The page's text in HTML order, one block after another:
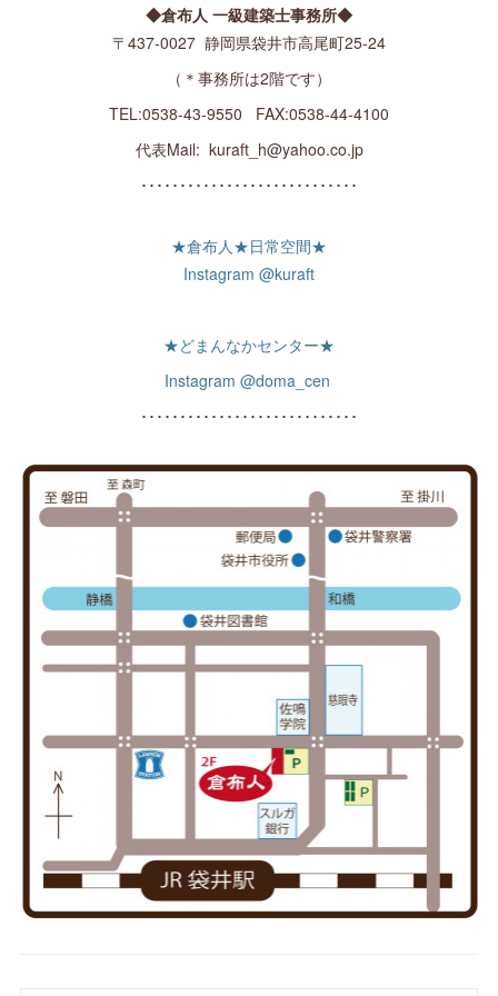
◆倉布人 一級建築士事務所◆
〒437-0027 静岡県袋井市高尾町25-24
（＊事務所は2階です）
TEL:0538-43-9550 FAX:0538-44-4100
代表Mail: kuraft_h@yahoo.co.jp
････････････････････････････
★倉布人★日常空間★
Instagram @kuraft
★どまんなかセンター★
Instagram @doma_cen
････････････････････････････